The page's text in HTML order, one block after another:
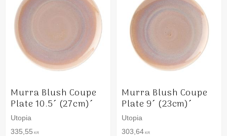
Murra Blush Coupe
Plate 10.5´ (27cm)´
Utopia
335,55 KR
Murra Blush Coupe
Plate 9´ (23cm)´
Utopia
303,64 KR